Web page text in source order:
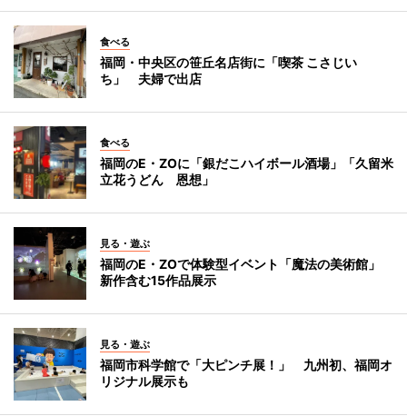
食べる
福岡・中央区の笹丘名店街に「喫茶 こさじい
ち」 夫婦で出店
食べる
福岡のE・ZOに「銀だこハイボール酒場」「久留米
立花うどん 恩想」
見る・遊ぶ
福岡のE・ZOで体験型イベント「魔法の美術館」
新作含む15作品展示
見る・遊ぶ
福岡市科学館で「大ピンチ展！」 九州初、福岡オ
リジナル展示も